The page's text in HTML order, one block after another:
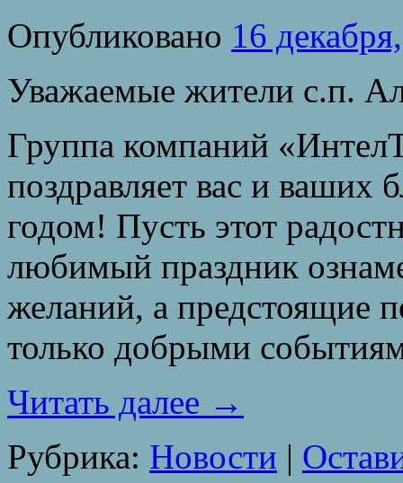
Опубликовано 16
Уважаемые жители с.п.
Группа компаний
поздравляет вас и
годом! Пусть этот
любимый праздник
желаний, а предстоящие
только добрыми
Читать далее →
Рубрика: Новости |